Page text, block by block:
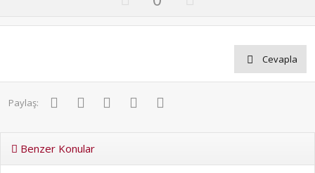
v
e
w
o
Cevapla
Paylaş: FacebookTwitter PinterestWhatsApp
Benzer Konular